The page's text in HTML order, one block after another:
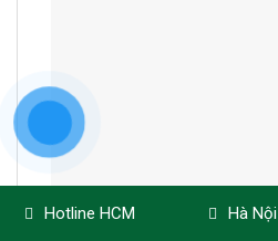
Hotline HCM Hà Nội